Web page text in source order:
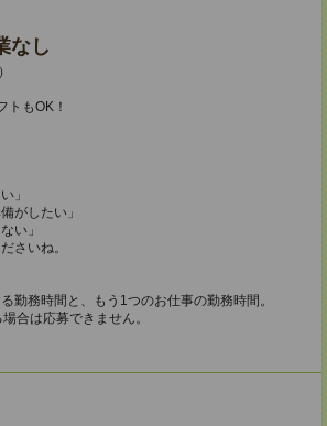
なし
トもOK！
」
がしたい」
い」
さいね。
勤務時間と、もう1つのお仕事の勤務時間。
合は応募できません。